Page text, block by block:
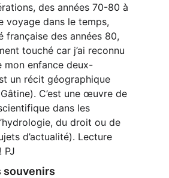
des années 70-80 à
voyage dans le temps,
française des années 80,
touché car j’ai reconnu
mon enfance deux-
un récit géographique
C’est une œuvre de
dans les
du droit ou de
d’actualité). Lecture
PJ
souvenirs